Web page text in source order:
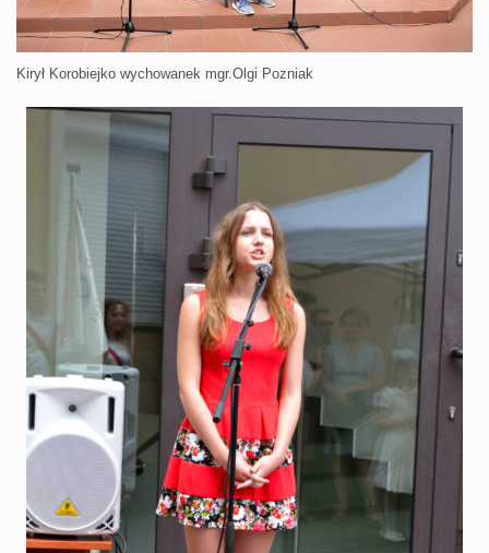
Kirył Korobiejko wychowanek mgr.Olgi Pozniak